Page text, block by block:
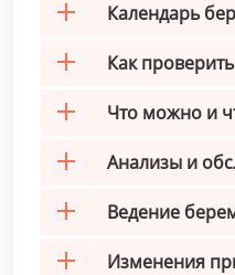
Календарь
Как
Что можно и
Анализы и
Ведение
Изменения